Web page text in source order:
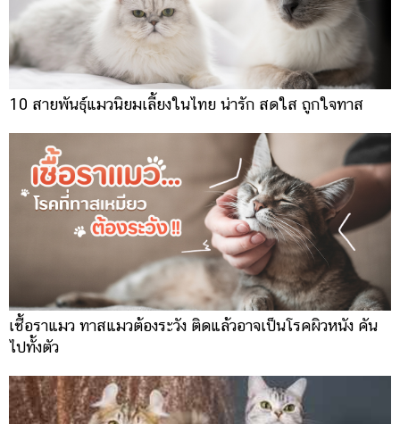
10 สายพันธุ์แมวนิยมเลี้ยงในไทย น่ารัก สดใส ถูกใจทาส
เชื้อราแมว ทาสแมวต้องระวัง ติดแล้วอาจเป็นโรคผิวหนัง คัน
ไปทั้งตัว